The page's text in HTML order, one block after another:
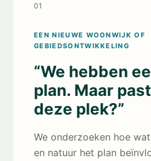
01
EEN NIEUWE WOONWIJK OF
GEBIEDSONTWIKKELING
“We hebben
plan. Maar
deze plek?”
We onderzoeken hoe
en natuur het plan